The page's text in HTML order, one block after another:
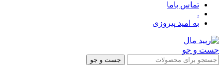
تماس باما
.
به امید پیروزی
جست و جو
جست و جو